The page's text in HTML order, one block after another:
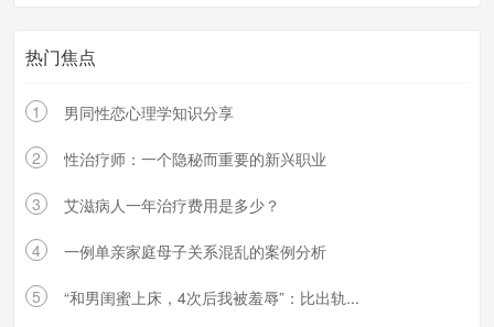
热门焦点
1 男同性恋心理学知识分享
2 性治疗师：一个隐秘而重要的新兴职业
3 艾滋病人一年治疗费用是多少？
4 一例单亲家庭母子关系混乱的案例分析
5 “和男闺蜜上床，4次后我被羞辱”：比出轨...